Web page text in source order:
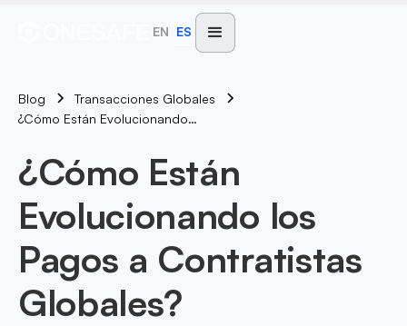
EN ES
Blog
Transacciones Globales
¿Cómo Están Evolucionando Los Pagos A Contratistas Globales?
¿Cómo Están
Evolucionando los
Pagos a Contratistas
Globales?